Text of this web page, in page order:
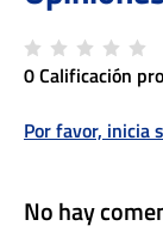
0 Calificación
Por favor, inicia
No hay